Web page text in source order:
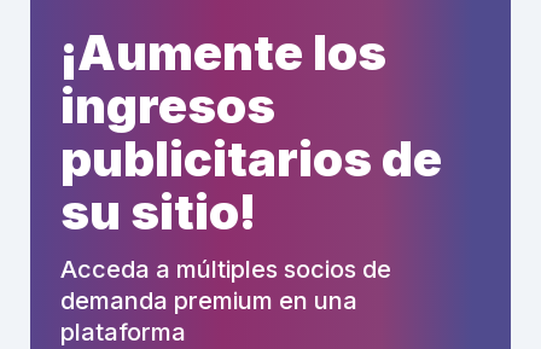
¡Aumente los
ingresos
publicitarios de
su sitio!
Acceda a múltiples socios de
demanda premium en una
plataforma